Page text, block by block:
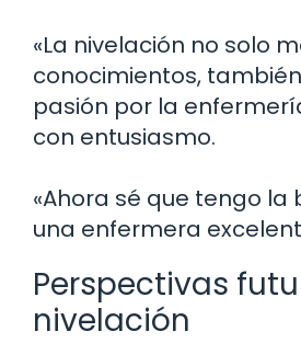
«La nivelación no solo
conocimientos,
pasión por la
con entusiasmo.
«Ahora sé que tengo la
una enfermera
Perspectivas
nivelación